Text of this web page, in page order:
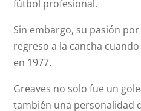
fútbol profesional.
Sin embargo, su pasión
regreso a la cancha
en 1977.
Greaves no solo fue un
también una personalidad